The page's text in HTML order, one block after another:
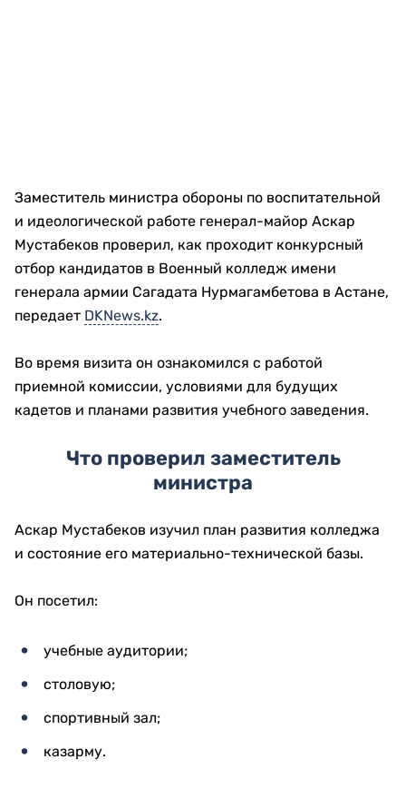
Заместитель министра обороны по воспитательной
и идеологической работе генерал-майор Аскар
Мустабеков проверил, как проходит конкурсный
отбор кандидатов в Военный колледж имени
генерала армии Сагадата Нурмагамбетова в Астане,
передает DKNews.kz.
Во время визита он ознакомился с работой
приемной комиссии, условиями для будущих
кадетов и планами развития учебного заведения.
Что проверил заместитель
министра
Аскар Мустабеков изучил план развития колледжа
и состояние его материально-технической базы.
Он посетил:
учебные аудитории;
столовую;
спортивный зал;
казарму.